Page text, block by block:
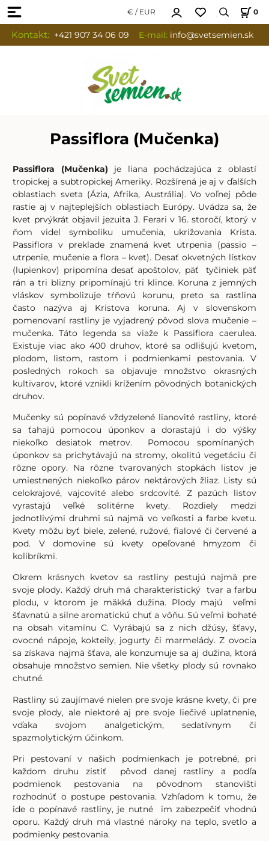
€ / EUR 0
Kontakt:+421 907 34 06 09 E-mail: info@svetsemien.sk
Passiflora (Mučenka)
Passiflora (Mučenka) je liana pochádzajúca z oblastí
tropickej a subtropickej Ameriky. Rozšírená je aj v ďalších
oblastiach sveta (Ázia, Afrika, Austrália). Vo voľnej pôde
rastie aj v najteplejších oblastiach Európy. Uvádza sa, že
kvet prvýkrát objavil jezuita J. Ferari v 16. storočí, ktorý v
ňom videl symboliku umučenia, ukrižovania Krista.
Passiflora v preklade znamená kvet utrpenia (passio –
utrpenie, mučenie a flora – kvet). Desať okvetných lístkov
(lupienkov) pripomína desať apoštolov, päť tyčiniek päť
rán a tri blizny pripomínajú tri klince. Koruna z jemných
vláskov symbolizuje tŕňovú korunu, preto sa rastlina
často nazýva aj Kristova koruna. Aj v slovenskom
pomenovaní rastliny je vyjadrený pôvod slova mučenie –
mučenka. Táto legenda sa viaže k Passiflora caerulea.
Existuje viac ako 400 druhov, ktoré sa odlišujú kvetom,
plodom, listom, rastom i podmienkami pestovania. V
posledných rokoch sa objavuje množstvo okrasných
kultivarov, ktoré vznikli krížením pôvodných botanických
druhov.
Mučenky sú popínavé vždyzelené lianovité rastliny, ktoré
sa ťahajú pomocou úponkov a dorastajú i do výšky
niekoľko desiatok metrov. Pomocou spomínaných
úponkov sa prichytávajú na stromy, okolitú vegetáciu či
rôzne opory. Na rôzne tvarovaných stopkách listov je
umiestnených niekoľko párov nektárových žliaz. Listy sú
celokrajové, vajcovité alebo srdcovité. Z pazúch listov
vyrastajú veľké solitérne kvety. Rozdiely medzi
jednotlivými druhmi sú najmä vo veľkosti a farbe kvetu.
Kvety môžu byť biele, zelené, ružové, fialové či červené a
pod. V domovine sú kvety opeľované hmyzom či
kolibríkmi.
Okrem krásnych kvetov sa rastliny pestujú najmä pre
svoje plody. Každý druh má charakteristický tvar a farbu
plodu, v ktorom je mäkká dužina. Plody majú veľmi
šťavnatú a silne aromatickú chuť a vôňu. Sú veľmi bohaté
na obsah vitamínu C. Vyrábajú sa z nich džúsy, šťavy,
ovocné nápoje, kokteily, jogurty či marmelády. Z ovocia
sa získava najmä šťava, ale konzumuje sa aj dužina, ktorá
obsahuje množstvo semien. Nie všetky plody sú rovnako
chutné.
Rastliny sú zaujímavé nielen pre svoje krásne kvety, či pre
svoje plody, ale niektoré aj pre svoje liečivé uplatnenie,
vďaka svojom analgetickým, sedatívnym či
spazmolytickým účinkom.
Pri pestovaní v našich podmienkach je potrebné, pri
každom druhu zistiť pôvod danej rastliny a podľa
podmienok pestovania na pôvodnom stanovišti
rozhodnúť o postupe pestovania. Vzhľadom k tomu, že
ide o popínavé rastliny, je nutné im zabezpečiť vhodnú
oporu. Každý druh má vlastné nároky na teplo, svetlo a
podmienky pestovania.